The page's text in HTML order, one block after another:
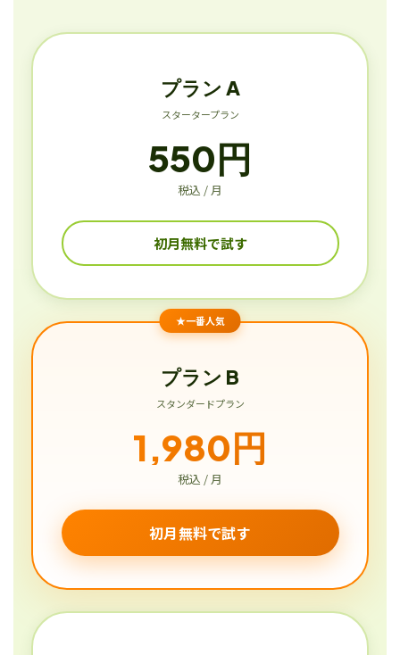
プラン A
スタータープラン
550円
税込 / 月
初月無料で試す
★一番人気
プラン B
スタンダードプラン
1,980円
税込 / 月
初月無料で試す